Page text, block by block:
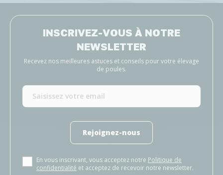
INSCRIVEZ-VOUS À NOTRE
NEWSLETTER
Recevez nos meilleures astuces et conseils pour votre élevage
de poules.
Rejoignez-nous
En vous inscrivant, vous acceptez notre Politique de
confidentialité et acceptez de recevoir notre newsletter.